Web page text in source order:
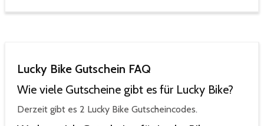
Lucky Bike Gutschein FAQ
Wie viele Gutscheine gibt es für Lucky Bike?
Derzeit gibt es 2 Lucky Bike Gutscheincodes.